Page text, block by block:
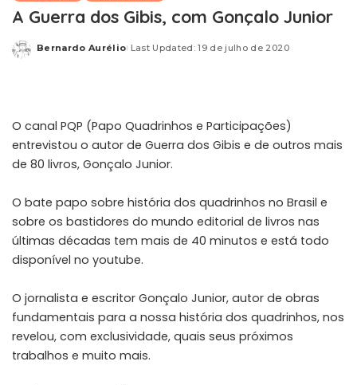
A Guerra dos Gibis, com Gonçalo Junior
Posted
Bernardo Aurélio Last Updated: 19 de julho de 2020
O canal PQP (Papo Quadrinhos e Participações)
entrevistou o autor de Guerra dos Gibis e de outros mais
de 80 livros, Gonçalo Junior.
O bate papo sobre história dos quadrinhos no Brasil e
sobre os bastidores do mundo editorial de livros nas
últimas décadas tem mais de 40 minutos e está todo
disponível no youtube.
O jornalista e escritor Gonçalo Junior, autor de obras
fundamentais para a nossa história dos quadrinhos, nos
revelou, com exclusividade, quais seus próximos
trabalhos e muito mais.